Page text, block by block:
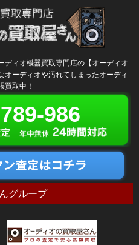
ディオ機器買取専門店の【オーディオ
オーディオや汚れてしまったオーディ
買取中！
986
グループ